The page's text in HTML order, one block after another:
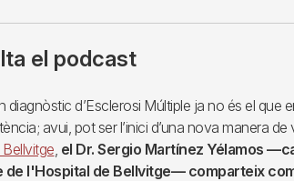
el podcast
diagnòstic d’Esclerosi Múltiple ja no és el que
avui, pot ser l’inici d’una nova manera
el Dr. Sergio Martínez Yélamos
de l'Hospital de Bellvitge— comparteix